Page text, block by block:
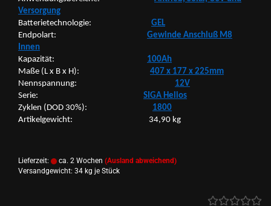
Ver­sor­gung
Bat­te­rie­tech­no­lo­gie: GEL
End­po­lart: Ge­win­de An­schluß M8
Innen
Ka­pa­zi­tät: 100Ah
Maße (L x B x H): 407 x 177 x 225mm
Nenn­span­nung: 12V
Serie: SIGA He­li­os
Zy­klen (DOD 30%): 1800
Ar­ti­kel­ge­wicht: 34,90 kg
Lieferzeit: ca. 2 Wochen (Ausland abweichend)
Versandgewicht: 34 kg je Stück